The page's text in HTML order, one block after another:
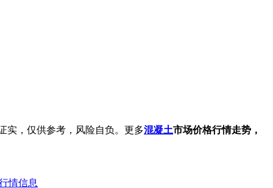
实，仅供参考，风险自负。更多混凝土市场价格行情走势，
情信息